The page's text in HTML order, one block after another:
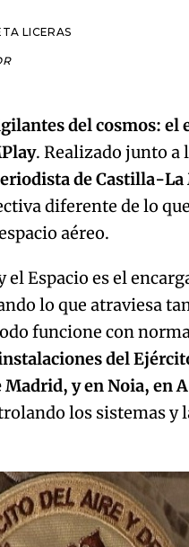
LICERAS
del cosmos: el
. Realizado junto a
de Castilla-La
diferente de lo
aéreo.
el Espacio es el
lo que atraviesa
funcione con
del
y en Noia, en
los sistemas y